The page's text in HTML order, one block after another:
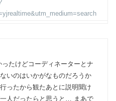
たけどコーディネーターとナ
いのはいかがなものだろうか
ったから観たあとに説明聞け
人だったらと思うと… まあで